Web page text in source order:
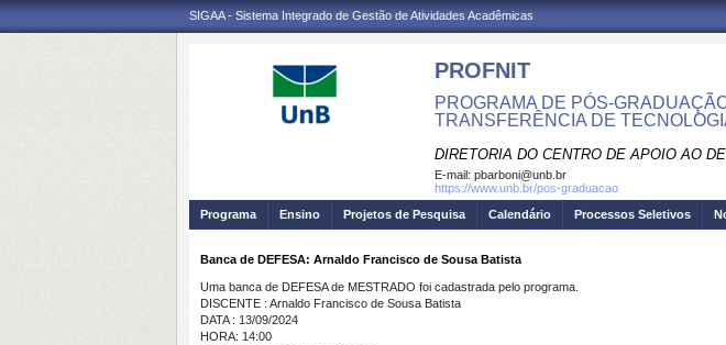
SIGAA - Sistema Integrado de Gestão de Atividades Acadêmicas
PROFNIT
PROGRAMA DE PÓS-
TRANSFERÊNCIA DE
DIRETORIA DO CENTRO DE APOIO AO
E-mail: pbarboni@unb.br
https://www.unb.br/pos-graduacao
Programa
Ensino Projetos de Pesquisa Calendário Processos Seletivos
Banca de DEFESA: Arnaldo Francisco de Sousa Batista
Uma banca de DEFESA de MESTRADO foi cadastrada pelo programa.
DISCENTE : Arnaldo Francisco de Sousa Batista
DATA : 13/09/2024
HORA: 14:00